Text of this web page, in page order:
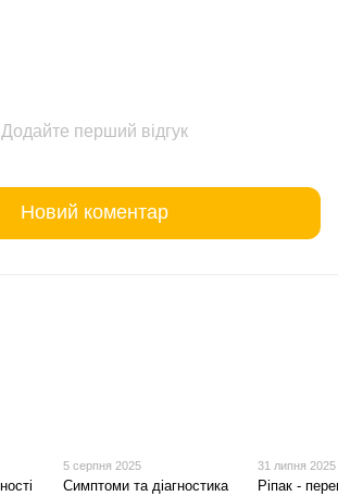
Додайте перший відгук
Новий коментар
5 серпня 2025
Симптоми та діагностика
31 липня 2025
Ріпак -